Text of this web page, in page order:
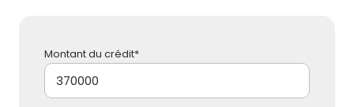
Montant du crédit*